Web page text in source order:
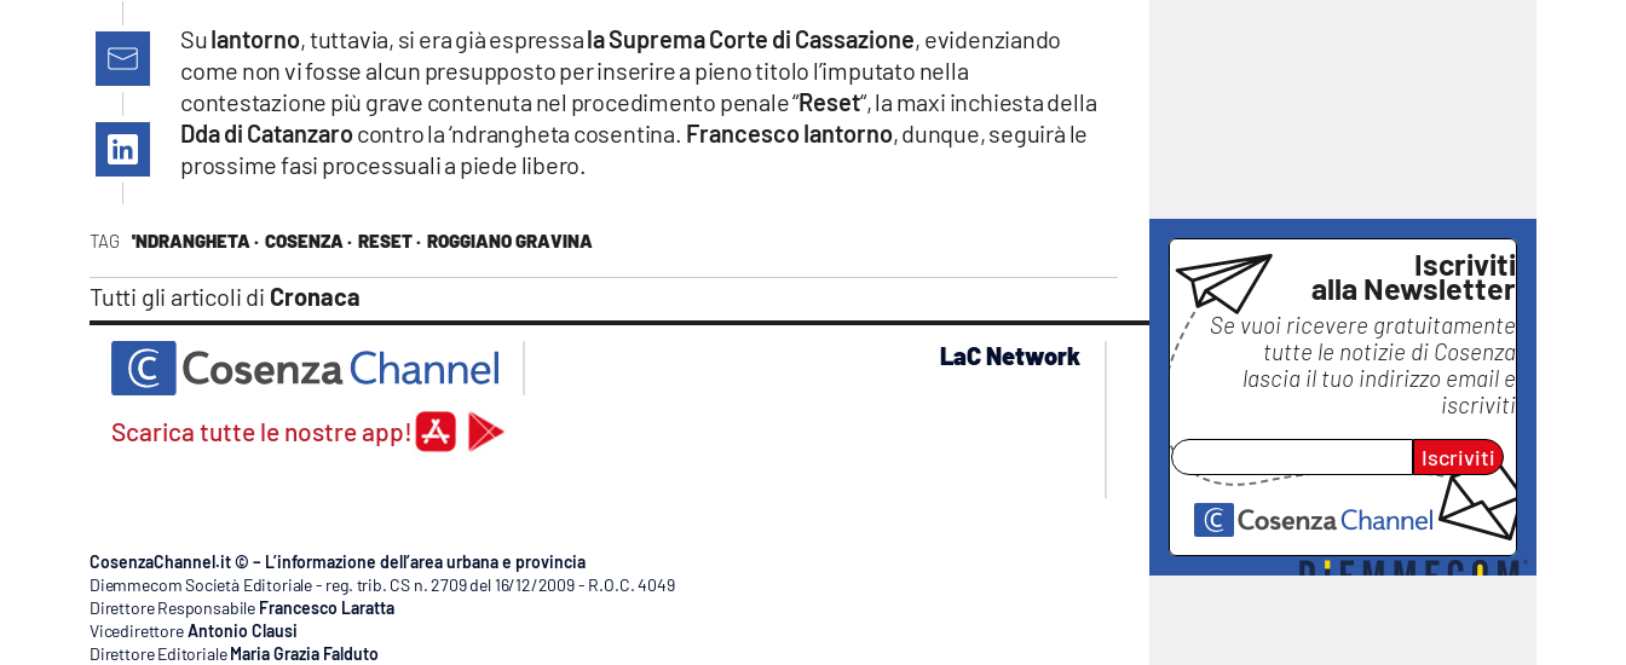
TAG 'NDRANGHETA · COSENZA · RESET · ROGGIANO GRAVINA
Tutti gli articoli di Cronaca
SuIantorno, tuttavia, si era già espressala Suprema Corte di Cassazione, evidenziando
come non vi fosse alcun presupposto per inserire a pieno titolo l’imputato nella
contestazione più grave contenuta nel procedimento penale “Reset“, la maxi inchiesta della
Dda di Catanzarocontro la ‘ndrangheta cosentina. Francesco Iantorno, dunque, seguirà le
prossime fasi processuali a piede libero.
Iscriviti
alla Newsletter
Se vuoi ricevere gratuitamente
tutte le notizie di Cosenza
lascia il tuo indirizzo email e
iscriviti
Iscriviti
Scarica tutte le nostre app!
LaC Network
lacplay.it
lacitymag.it
lacapitalenews.it
ilvibonese.it
catanzarochannel.it
CosenzaChannel.it © – L’informazione dell’area urbana e provincia
Diemmecom Società Editoriale - reg. trib. CS n. 2709 del 16/12/2009 - R.O.C. 4049
Direttore Responsabile Francesco Laratta
VicedirettoreAntonio Clausi
Direttore Editoriale Maria Grazia Falduto